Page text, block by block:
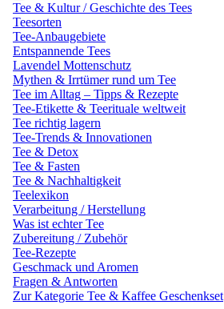
Tee & Kultur / Geschichte des Tees
Teesorten
Tee-Anbaugebiete
Entspannende Tees
Lavendel Mottenschutz
Mythen & Irrtümer rund um Tee
Tee im Alltag – Tipps & Rezepte
Tee-Etikette & Teerituale weltweit
Tee richtig lagern
Tee-Trends & Innovationen
Tee & Detox
Tee & Fasten
Tee & Nachhaltigkeit
Teelexikon
Verarbeitung / Herstellung
Was ist echter Tee
Zubereitung / Zubehör
Tee-Rezepte
Geschmack und Aromen
Fragen & Antworten
Zur Kategorie Tee & Kaffee Geschenkset